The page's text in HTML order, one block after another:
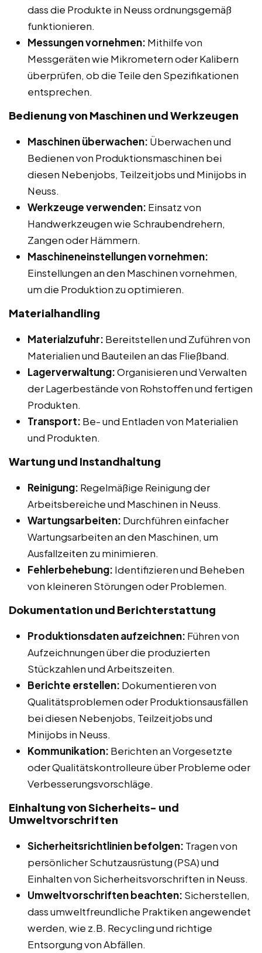
dass die Produkte in Neuss ordnungsgemäß
funktionieren.
Messungen vornehmen: Mithilfe von
Messgeräten wie Mikrometern oder Kalibern
überprüfen, ob die Teile den Spezifikationen
entsprechen.
Bedienung von Maschinen und Werkzeugen
Maschinen überwachen: Überwachen und
Bedienen von Produktionsmaschinen bei
diesen Nebenjobs, Teilzeitjobs und Minijobs in
Neuss.
Werkzeuge verwenden: Einsatz von
Handwerkzeugen wie Schraubendrehern,
Zangen oder Hämmern.
Maschineneinstellungen vornehmen:
Einstellungen an den Maschinen vornehmen,
um die Produktion zu optimieren.
Materialhandling
Materialzufuhr: Bereitstellen und Zuführen von
Materialien und Bauteilen an das Fließband.
Lagerverwaltung:Organisieren und Verwalten
der Lagerbestände von Rohstoffen und fertigen
Produkten.
Transport: Be- und Entladen von Materialien
und Produkten.
Wartung und Instandhaltung
Reinigung: Regelmäßige Reinigung der
Arbeitsbereiche und Maschinen in Neuss.
Wartungsarbeiten: Durchführen einfacher
Wartungsarbeiten an den Maschinen, um
Ausfallzeiten zu minimieren.
Fehlerbehebung: Identifizieren und Beheben
von kleineren Störungen oder Problemen.
Dokumentation und Berichterstattung
Produktionsdaten aufzeichnen: Führen von
Aufzeichnungen über die produzierten
Stückzahlen und Arbeitszeiten.
Berichte erstellen: Dokumentieren von
Qualitätsproblemen oder Produktionsausfällen
bei diesen Nebenjobs, Teilzeitjobs und
Minijobs in Neuss.
Kommunikation: Berichten an Vorgesetzte
oder Qualitätskontrolleure über Probleme oder
Verbesserungsvorschläge.
Einhaltung von Sicherheits- und
Umweltvorschriften
Sicherheitsrichtlinien befolgen: Tragen von
persönlicher Schutzausrüstung (PSA) und
Einhalten von Sicherheitsvorschriften in Neuss.
Umweltvorschriften beachten: Sicherstellen,
dass umweltfreundliche Praktiken angewendet
werden, wie z.B. Recycling und richtige
Entsorgung von Abfällen.